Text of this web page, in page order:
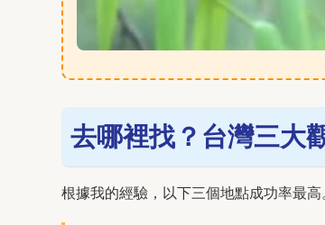
去哪裡找？台灣三大
根據我的經驗，以下三個地點成功率最